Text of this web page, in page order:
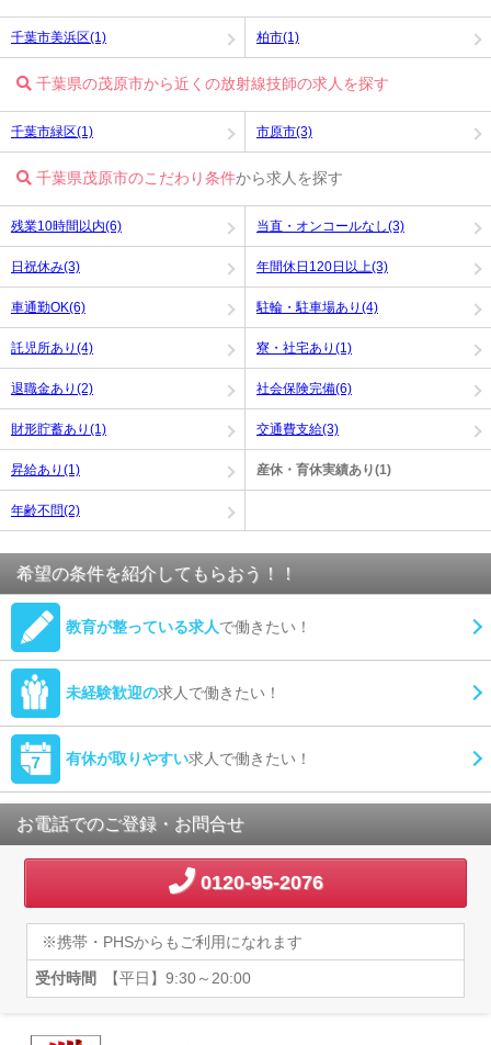
千葉市美浜区(1) 柏市(1)
千葉県の茂原市から近くの放射線技師の求人を探す
千葉市緑区(1) 市原市(3)
千葉県茂原市のこだわり条件から求人を探す
残業10時間以内(6) 当直・オンコールなし(3)
日祝休み(3) 年間休日120日以上(3)
車通勤OK(6) 駐輪・駐車場あり(4)
託児所あり(4) 寮・社宅あり(1)
退職金あり(2) 社会保険完備(6)
財形貯蓄あり(1) 交通費支給(3)
昇給あり(1) 産休・育休実績あり(1)
年齢不問(2)
希望の条件を紹介してもらおう！！
教育が整っている求人で働きたい！
未経験歓迎の求人で働きたい！
有休が取りやすい求人で働きたい！
お電話でのご登録・お問合せ
0120-95-2076
※携帯・PHSからもご利用になれます
受付時間 【平日】9:30～20:00